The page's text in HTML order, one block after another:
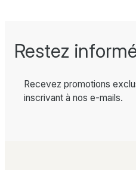
Restez
Recevez promotions
inscrivant à nos e-mails.